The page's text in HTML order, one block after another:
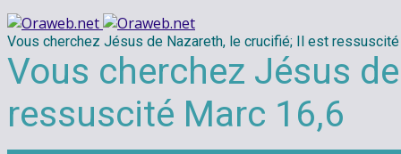
Vous cherchez Jésus de Nazareth, le crucifié; Il est
Vous cherchez Jésus
ressuscité Marc 16,6